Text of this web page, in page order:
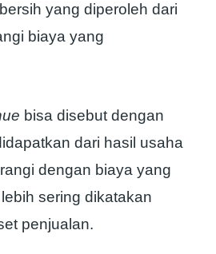
yang diperoleh dari
biaya yang
bisa disebut dengan
dari hasil usaha
dengan biaya yang
sering dikatakan
penjualan.